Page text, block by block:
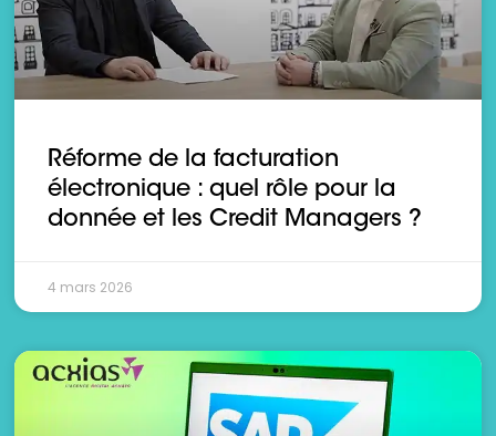
Réforme de la facturation
électronique : quel rôle pour la
donnée et les Credit Managers ?
4 mars 2026